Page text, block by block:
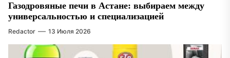
Газодровяные печи в Астане: выбираем между
универсальностью и специализацией
Redactor 13 Июля 2026